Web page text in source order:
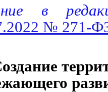
в
№ 271-